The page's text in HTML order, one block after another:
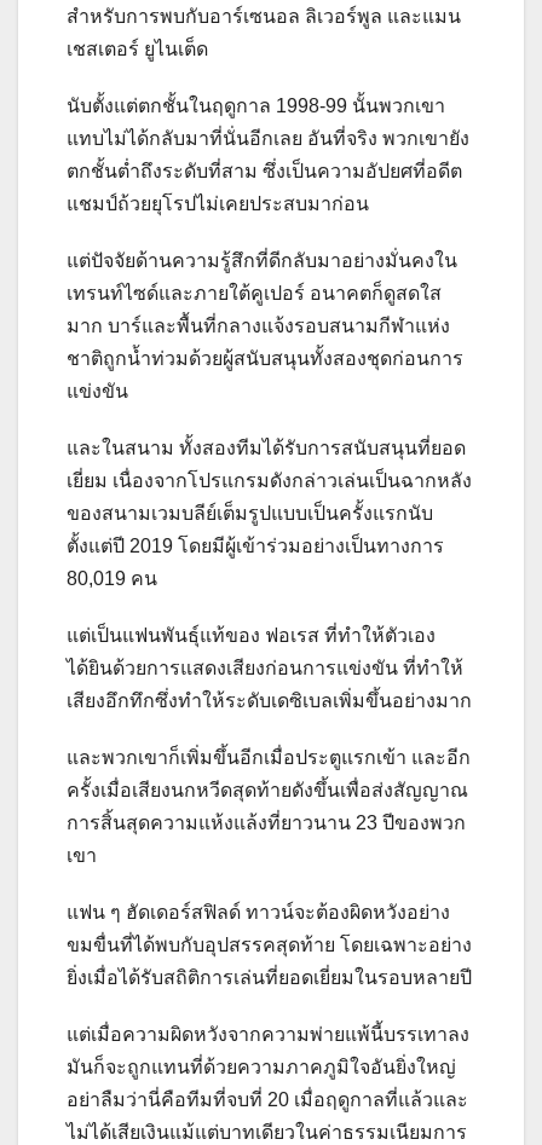
สำหรับการพบกับอาร์เซนอล ลิเวอร์พูล และแมน
เชสเตอร์ ยูไนเต็ด
นับตั้งแต่ตกชั้นในฤดูกาล 1998-99 นั้นพวกเขา
แทบไม่ได้กลับมาที่นั่นอีกเลย อันที่จริง พวกเขายัง
ตกชั้นต่ำถึงระดับที่สาม ซึ่งเป็นความอัปยศที่อดีต
แชมป์ถ้วยยุโรปไม่เคยประสบมาก่อน
แต่ปัจจัยด้านความรู้สึกที่ดีกลับมาอย่างมั่นคงใน
เทรนท์ไซด์และภายใต้คูเปอร์ อนาคตก็ดูสดใส
มาก บาร์และพื้นที่กลางแจ้งรอบสนามกีฬาแห่ง
ชาติถูกน้ำท่วมด้วยผู้สนับสนุนทั้งสองชุดก่อนการ
แข่งขัน
และในสนาม ทั้งสองทีมได้รับการสนับสนุนที่ยอด
เยี่ยม เนื่องจากโปรแกรมดังกล่าวเล่นเป็นฉากหลัง
ของสนามเวมบลีย์เต็มรูปแบบเป็นครั้งแรกนับ
ตั้งแต่ปี 2019 โดยมีผู้เข้าร่วมอย่างเป็นทางการ
80,019 คน
แต่เป็นแฟนพันธุ์แท้ของ ฟอเรส ที่ทำให้ตัวเอง
ได้ยินด้วยการแสดงเสียงก่อนการแข่งขัน ที่ทำให้
เสียงอึกทึกซึ่งทำให้ระดับเดซิเบลเพิ่มขึ้นอย่างมาก
และพวกเขาก็เพิ่มขึ้นอีกเมื่อประตูแรกเข้า และอีก
ครั้งเมื่อเสียงนกหวีดสุดท้ายดังขึ้นเพื่อส่งสัญญาณ
การสิ้นสุดความแห้งแล้งที่ยาวนาน 23 ปีของพวก
เขา
แฟน ๆ ฮัดเดอร์สฟิลด์ ทาวน์จะต้องผิดหวังอย่าง
ขมขื่นที่ได้พบกับอุปสรรคสุดท้าย โดยเฉพาะอย่าง
ยิ่งเมื่อได้รับสถิติการเล่นที่ยอดเยี่ยมในรอบหลายปี
แต่เมื่อความผิดหวังจากความพ่ายแพ้นี้บรรเทาลง
มันก็จะถูกแทนที่ด้วยความภาคภูมิใจอันยิ่งใหญ่
อย่าลืมว่านี่คือทีมที่จบที่ 20 เมื่อฤดูกาลที่แล้วและ
ไม่ได้เสียเงินแม้แต่บาทเดียวในค่าธรรมเนียมการ